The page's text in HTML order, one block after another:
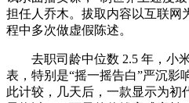
担任人乔木。拔取内容以互联网
程中多次做虚假陈述。
去职司龄中位数 2.5 年，小
表，特别是“摇一摇告白”严沉影
此计较，几天后，一款显示为